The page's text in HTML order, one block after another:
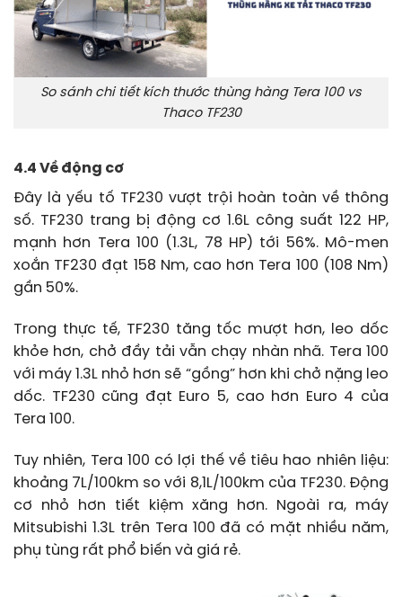
So sánh chi tiết kích thước thùng hàng Tera 100 vs
Thaco TF230
4.4 Về động cơ
Đây là yếu tố TF230 vượt trội hoàn toàn về thông
số. TF230 trang bị động cơ 1.6L công suất 122 HP,
mạnh hơn Tera 100 (1.3L, 78 HP) tới 56%. Mô-men
xoắn TF230 đạt 158 Nm, cao hơn Tera 100 (108 Nm)
gần 50%.
Trong thực tế, TF230 tăng tốc mượt hơn, leo dốc
khỏe hơn, chở đầy tải vẫn chạy nhàn nhã. Tera 100
với máy 1.3L nhỏ hơn sẽ “gồng” hơn khi chở nặng leo
dốc. TF230 cũng đạt Euro 5, cao hơn Euro 4 của
Tera 100.
Tuy nhiên, Tera 100 có lợi thế về tiêu hao nhiên liệu:
khoảng 7L/100km so với 8,1L/100km của TF230. Động
cơ nhỏ hơn tiết kiệm xăng hơn. Ngoài ra, máy
Mitsubishi 1.3L trên Tera 100 đã có mặt nhiều năm,
phụ tùng rất phổ biến và giá rẻ.